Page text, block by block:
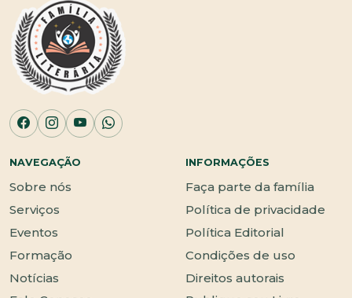
NAVEGAÇÃO
Sobre nós
Serviços
Eventos
Formação
Notícias
INFORMAÇÕES
Faça parte da família
Política de privacidade
Política Editorial
Condições de uso
Direitos autorais